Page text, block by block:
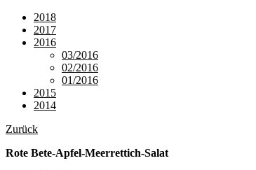
2018
2017
2016
03/2016
02/2016
01/2016
2015
2014
Zurück
Rote Bete-Apfel-Meerrettich-Salat